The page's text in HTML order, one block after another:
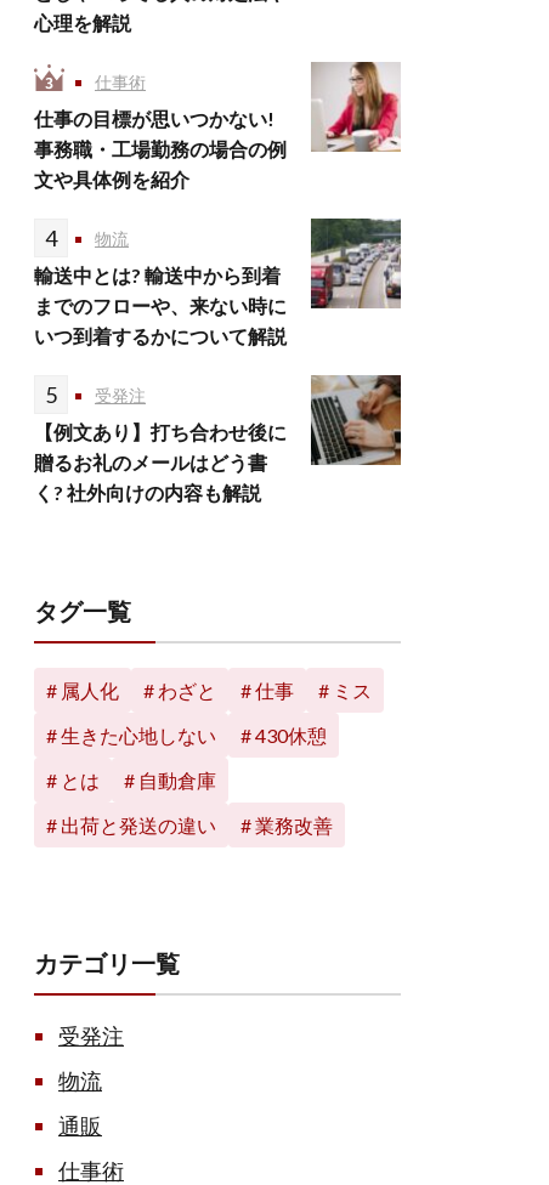
心理を解説
仕事術
仕事の目標が思いつかない!
事務職・工場勤務の場合の例
文や具体例を紹介
4 物流
輸送中とは? 輸送中から到着
までのフローや、来ない時に
いつ到着するかについて解説
5 受発注
【例文あり】打ち合わせ後に
贈るお礼のメールはどう書
く? 社外向けの内容も解説
タグ一覧
属人化 わざと 仕事
ミス
生きた心地しない
430休憩
とは
自動倉庫
出荷と発送の違い
業務改善
カテゴリ一覧
受発注
物流
通販
仕事術